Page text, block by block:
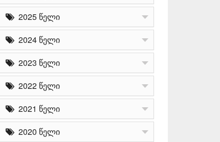
2025 წელი
2024 წელი
2023 წელი
2022 წელი
2021 წელი
2020 წელი